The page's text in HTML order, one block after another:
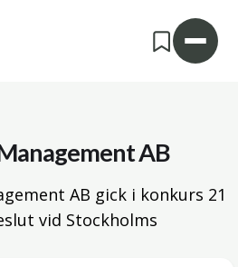
AB
AB gick i konkurs 21
vid Stockholms